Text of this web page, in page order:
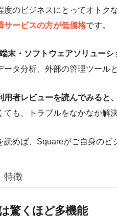
度のビジネスにとってオトク
サービスの方が低価格です。
末・ソフトウェアソリューシ
ータ分析、外部の管理ツール
用者レビューを読んでみると
ても、トラブルをなかなか解
読めば、Squareがご自身のビ
特徴
驚くほど多機能